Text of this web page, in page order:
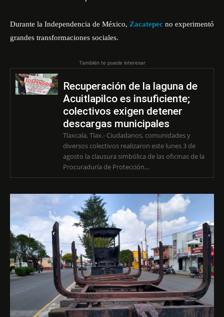
Durante la Independencia de México, Zacatepec no experimentó
grandes transformaciones sociales.
También te puede interesar
Recuperación de la laguna de
Acuitlapilco es insuficiente;
colectivos exigen detener
descargas municipales
Tlaxcala, Tlax.- Ciudadanos, comunidades y
diversos colectivos realizaron este lunes 3 de
agosto la clausura simbólica de las oficinas de la
Procuraduría de Protección...